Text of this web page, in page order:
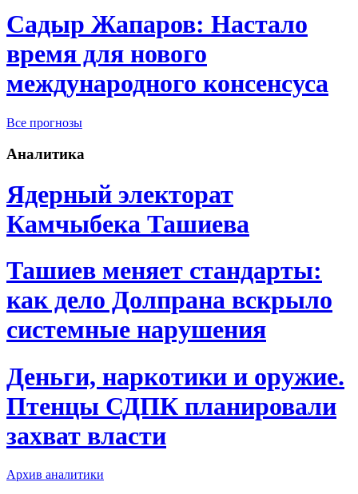
Садыр Жапаров: Настало
время для нового
международного консенсуса
Все прогнозы
Аналитика
Ядерный электорат
Камчыбека Ташиева
Ташиев меняет стандарты:
как дело Долпрана вскрыло
системные нарушения
Деньги, наркотики и оружие.
Птенцы СДПК планировали
захват власти
Архив аналитики